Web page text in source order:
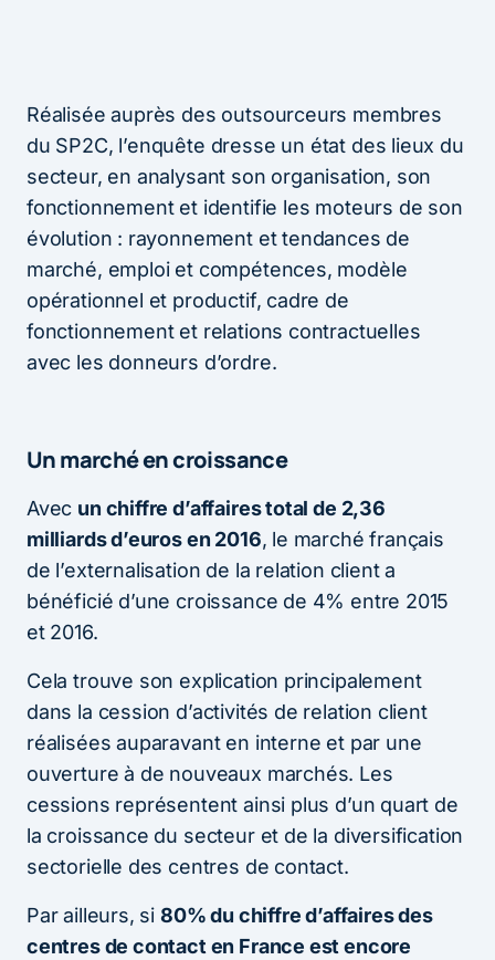
Réalisée auprès des outsourceurs membres
du SP2C, l’enquête dresse un état des lieux du
secteur, en analysant son organisation, son
fonctionnement et identifie les moteurs de son
évolution : rayonnement et tendances de
marché, emploi et compétences, modèle
opérationnel et productif, cadre de
fonctionnement et relations contractuelles
avec les donneurs d’ordre.
Un marché en croissance
Avec un chiffre d’affaires total de 2,36
milliards d’euros en 2016, le marché français
de l’externalisation de la relation client a
bénéficié d’une croissance de 4% entre 2015
et 2016.
Cela trouve son explication principalement
dans la cession d’activités de relation client
réalisées auparavant en interne et par une
ouverture à de nouveaux marchés. Les
cessions représentent ainsi plus d’un quart de
la croissance du secteur et de la diversification
sectorielle des centres de contact.
Par ailleurs, si 80% du chiffre d’affaires des
centres de contact en France est encore